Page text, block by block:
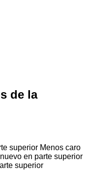
de la
superior Menos caro
en parte superior
superior